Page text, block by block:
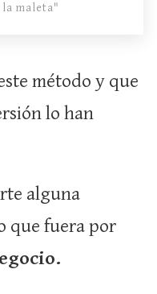
la maleta"
método y que
lo han
alguna
que fuera por